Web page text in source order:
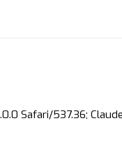
Safari/537.36;